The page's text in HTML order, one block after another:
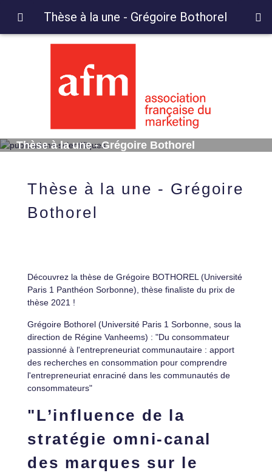
Thèse à la une - Grégoire Bothorel
Thèse à la une - Grégoire
Bothorel
Découvrez la thèse de Grégoire BOTHOREL (Université
Paris 1 Panthéon Sorbonne), thèse finaliste du prix de
thèse 2021 !
Grégoire Bothorel (Université Paris 1 Sorbonne, sous la
direction de Régine Vanheems) : "Du consommateur
passionné à l'entrepreneuriat communautaire : apport
des recherches en consommation pour comprendre
l'entrepreneuriat enraciné dans les communautés de
consommateurs"
"L’influence de la
stratégie omni-canal
des marques sur le
Thèse à la une - Grégoire Bothorel